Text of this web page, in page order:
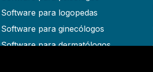
Software para logopedas
Software para ginecólogos
Software para dermatólogos